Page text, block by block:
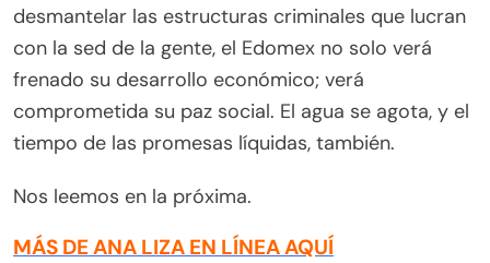
desmantelar las estructuras criminales que lucran
con la sed de la gente, el Edomex no solo verá
frenado su desarrollo económico; verá
comprometida su paz social. El agua se agota, y el
tiempo de las promesas líquidas, también.
Nos leemos en la próxima.
MÁS DE ANA LIZA EN LÍNEA AQUÍ